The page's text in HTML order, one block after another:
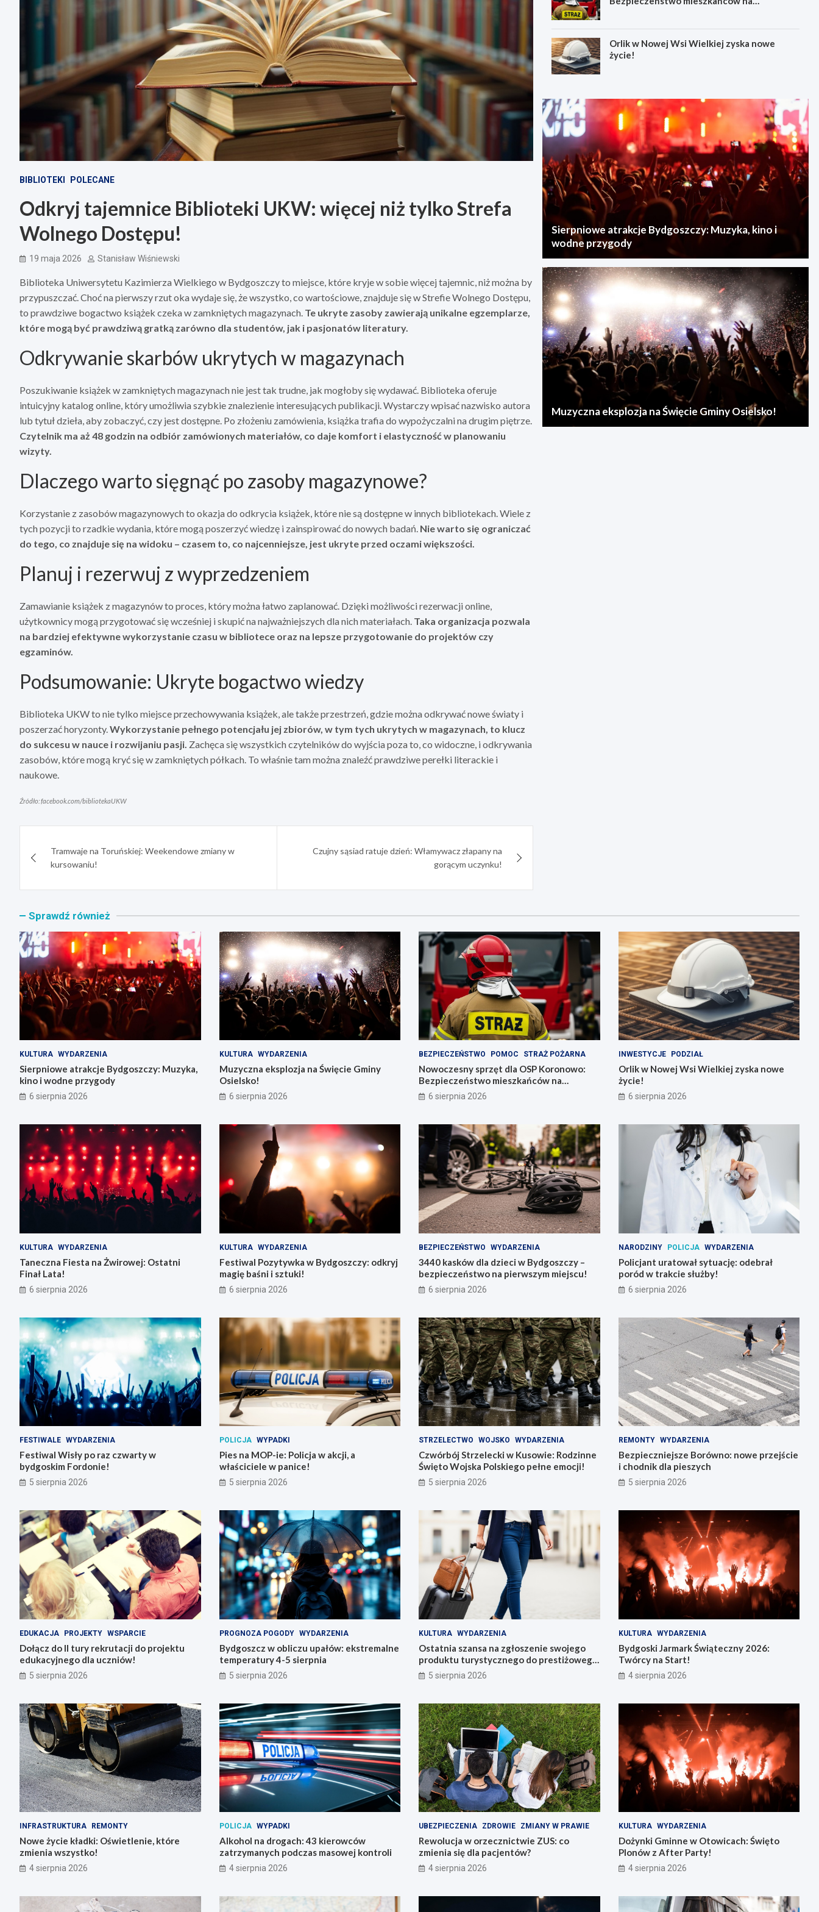
BIBLIOTEKI POLECANE
Odkryj tajemnice Biblioteki UKW: więcej niż tylko Strefa
Wolnego Dostępu!
19 maja 2026 Stanisław Wiśniewski
Biblioteka Uniwersytetu Kazimierza Wielkiego w Bydgoszczy to miejsce, które kryje w sobie więcej tajemnic, niż można by
przypuszczać. Choć na pierwszy rzut oka wydaje się, że wszystko, co wartościowe, znajduje się w Strefie Wolnego Dostępu,
to prawdziwe bogactwo książek czeka w zamkniętych magazynach. Te ukryte zasoby zawierają unikalne egzemplarze,
które mogą być prawdziwą gratką zarówno dla studentów, jak i pasjonatów literatury.
Odkrywanie skarbów ukrytych w magazynach
Poszukiwanie książek w zamkniętych magazynach nie jest tak trudne, jak mogłoby się wydawać. Biblioteka oferuje
intuicyjny katalog online, który umożliwia szybkie znalezienie interesujących publikacji. Wystarczy wpisać nazwisko autora
lub tytuł dzieła, aby zobaczyć, czy jest dostępne. Po złożeniu zamówienia, książka trafia do wypożyczalni na drugim piętrze.
Czytelnik ma aż 48 godzin na odbiór zamówionych materiałów, co daje komfort i elastyczność w planowaniu
wizyty.
Dlaczego warto sięgnąć po zasoby magazynowe?
Korzystanie z zasobów magazynowych to okazja do odkrycia książek, które nie są dostępne w innych bibliotekach. Wiele z
tych pozycji to rzadkie wydania, które mogą poszerzyć wiedzę i zainspirować do nowych badań. Nie warto się ograniczać
do tego, co znajduje się na widoku – czasem to, co najcenniejsze, jest ukryte przed oczami większości.
Planuj i rezerwuj z wyprzedzeniem
Zamawianie książek z magazynów to proces, który można łatwo zaplanować. Dzięki możliwości rezerwacji online,
użytkownicy mogą przygotować się wcześniej i skupić na najważniejszych dla nich materiałach. Taka organizacja pozwala
na bardziej efektywne wykorzystanie czasu w bibliotece oraz na lepsze przygotowanie do projektów czy
egzaminów.
Podsumowanie: Ukryte bogactwo wiedzy
Biblioteka UKW to nie tylko miejsce przechowywania książek, ale także przestrzeń, gdzie można odkrywać nowe światy i
poszerzać horyzonty.Wykorzystanie pełnego potencjału jej zbiorów, w tym tych ukrytych w magazynach, to klucz
do sukcesu w nauce i rozwijaniu pasji. Zachęca się wszystkich czytelników do wyjścia poza to, co widoczne, i odkrywania
zasobów, które mogą kryć się w zamkniętych półkach. To właśnie tam można znaleźć prawdziwe perełki literackie i
naukowe.
Źródło: facebook.com/bibliotekaUKW
wpisuTramwaje na Toruńskiej: Weekendowe zmiany w
kursowaniu!
Czujny sąsiad ratuje dzień: Włamywacz złapany na
gorącym uczynku!
Orlik w Nowej Wsi Wielkiej zyska nowe
życie!
Sierpniowe atrakcje Bydgoszczy: Muzyka, kino i
wodne przygody
Muzyczna eksplozja na Święcie Gminy Osielsko!
Sprawdź również
KULTURA WYDARZENIA
Sierpniowe atrakcje Bydgoszczy: Muzyka,
kino i wodne przygody
6 sierpnia 2026
KULTURA WYDARZENIA
Muzyczna eksplozja na Święcie Gminy
Osielsko!
6 sierpnia 2026
BEZPIECZEŃSTWO POMOC STRAŻ POŻARNA
Nowoczesny sprzęt dla OSP Koronowo:
Bezpieczeństwo mieszkańców na
pierwszym miejscu!
6 sierpnia 2026
INWESTYCJE PODZIAŁ
Orlik w Nowej Wsi Wielkiej zyska nowe
życie!
6 sierpnia 2026
KULTURA WYDARZENIA
Taneczna Fiesta na Żwirowej: Ostatni
Finał Lata!
6 sierpnia 2026
KULTURA WYDARZENIA
Festiwal Pozytywka w Bydgoszczy: odkryj
magię baśni i sztuki!
6 sierpnia 2026
BEZPIECZEŃSTWO WYDARZENIA
3440 kasków dla dzieci w Bydgoszczy –
bezpieczeństwo na pierwszym miejscu!
6 sierpnia 2026
NARODZINY POLICJA WYDARZENIA
Policjant uratował sytuację: odebrał
poród w trakcie służby!
6 sierpnia 2026
FESTIWALE WYDARZENIA
Festiwal Wisły po raz czwarty w
bydgoskim Fordonie!
5 sierpnia 2026
POLICJA WYPADKI
Pies na MOP-ie: Policja w akcji, a
właściciele w panice!
5 sierpnia 2026
STRZELECTWO WOJSKO WYDARZENIA
Czwórbój Strzelecki w Kusowie: Rodzinne
Święto Wojska Polskiego pełne emocji!
5 sierpnia 2026
REMONTY WYDARZENIA
Bezpieczniejsze Borówno: nowe przejście
i chodnik dla pieszych
5 sierpnia 2026
EDUKACJA PROJEKTY WSPARCIE
Dołącz do II tury rekrutacji do projektu
edukacyjnego dla uczniów!
5 sierpnia 2026
PROGNOZA POGODY WYDARZENIA
Bydgoszcz w obliczu upałów: ekstremalne
temperatury 4-5 sierpnia
5 sierpnia 2026
KULTURA WYDARZENIA
Ostatnia szansa na zgłoszenie swojego
produktu turystycznego do prestiżowego
konkursu POT
5 sierpnia 2026
KULTURA WYDARZENIA
Bydgoski Jarmark Świąteczny 2026:
Twórcy na Start!
4 sierpnia 2026
INFRASTRUKTURA REMONTY
Nowe życie kładki: Oświetlenie, które
zmienia wszystko!
4 sierpnia 2026
POLICJA WYPADKI
Alkohol na drogach: 43 kierowców
zatrzymanych podczas masowej kontroli
4 sierpnia 2026
UBEZPIECZENIA ZDROWIE ZMIANY W PRAWIE
Rewolucja w orzecznictwie ZUS: co
zmienia się dla pacjentów?
4 sierpnia 2026
KULTURA WYDARZENIA
Dożynki Gminne w Otowicach: Święto
Plonów z After Party!
4 sierpnia 2026